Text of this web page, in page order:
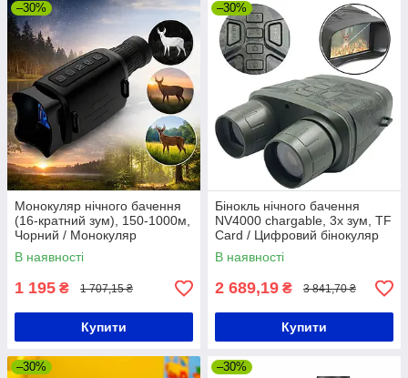
–30%
Монокуляр нічного бачення
(16-кратний зум), 150-1000м,
Чорний / Монокуляр
інфрачервоний / Цифровий
монокуляр з нічним
В наявності
1 195 ₴ 1 707,15 ₴
Купити
–30%
Бінокль нічного бачення
NV4000 chargable, 3х зум, TF
Card / Цифровий бінокуляр
туристичний
В наявності
2 689,19 ₴ 3 841,70 ₴
Купити
–30% –30%